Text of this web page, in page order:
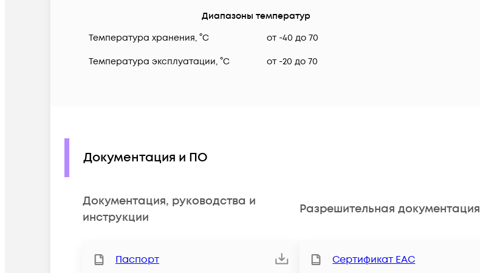
Диапазоны температур
Температура хранения, °C
от -40 до 70
Температура эксплуатации, °C от -20 до 70
Документация и ПО
Документация, руководства и
инструкции
Паспорт
Разрешительная документация
Сертификат ЕАС